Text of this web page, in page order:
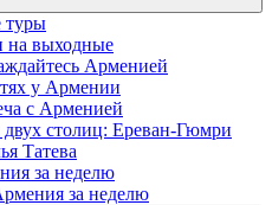
туры
на выходные
Арменией
у Армении
с Арменией
столиц: Ереван-Гюмри
Татева
за неделю
за неделю